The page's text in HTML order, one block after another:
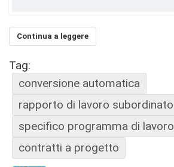
Continua a leggere
Tag:
conversione automatica
rapporto di lavoro subordinato
specifico programma di lavoro
contratti a progetto